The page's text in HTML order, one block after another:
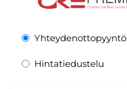
Yhteydenottopyyntö
Hintatiedustelu